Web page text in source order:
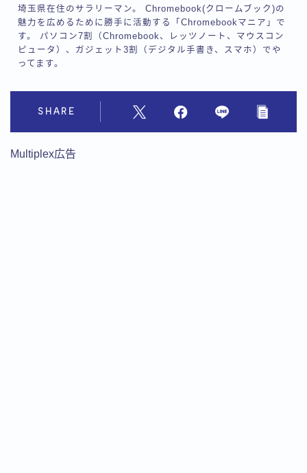
埼玉県在住のサラリーマン。 Chromebook(クロームブック)の
魅力を広めるために勝手に活動する「Chromebookマニア」で
す。 パソコン7割（Chromebook、レッツノート、マウスコン
ピュータ）、ガジェット3割（デジタル手書き、スマホ）でや
ってます。
SHARE
Multiplex広告